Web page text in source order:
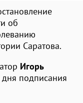
об
Саратова.
Игорь
дня подписания